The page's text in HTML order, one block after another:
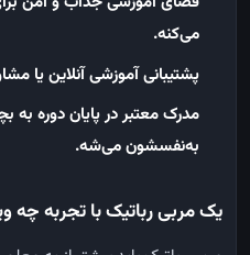
می‌کنه.
پشتیبانی آموزشی آنلاین یا
مدرک معتبر در پایان دوره به
به‌نفسشون می‌شه.
یک مربی رباتیک با تجربه چه